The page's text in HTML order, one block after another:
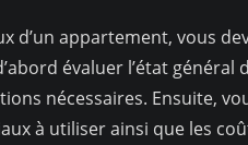
d’un appartement, vous
évaluer l’état
nécessaires. Ensuite,
à utiliser ainsi que les